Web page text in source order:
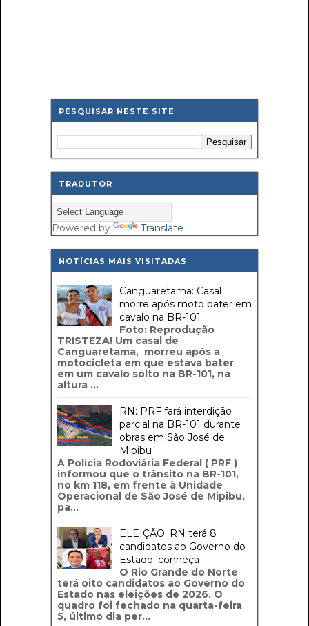
PESQUISAR NESTE SITE
TRADUTOR
Powered by Translate
NOTÍCIAS MAIS VISITADAS
Canguaretama: Casal
morre após moto bater em
cavalo na BR-101
Foto: Reprodução
TRISTEZA! Um casal de
Canguaretama, morreu após a
motocicleta em que estava bater
em um cavalo solto na BR-101, na
altura ...
RN: PRF fará interdição
parcial na BR-101 durante
obras em São José de
Mipibu
A Polícia Rodoviária Federal ( PRF )
informou que o trânsito na BR-101,
no km 118, em frente à Unidade
Operacional de São José de Mipibu,
pa...
ELEIÇÃO: RN terá 8
candidatos ao Governo do
Estado; conheça
O Rio Grande do Norte
terá oito candidatos ao Governo do
Estado nas eleições de 2026. O
quadro foi fechado na quarta-feira
5, último dia per...